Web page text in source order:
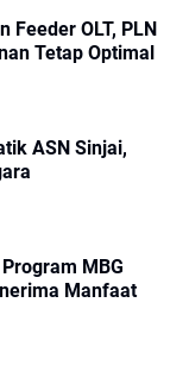
Feeder OLT, PLN
Tetap Optimal
ASN Sinjai,
MBG
Manfaat